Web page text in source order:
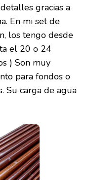
gracias a
En mi set de
los tengo desde
el 20 o 24
) Son muy
para fondos o
Su carga de agua